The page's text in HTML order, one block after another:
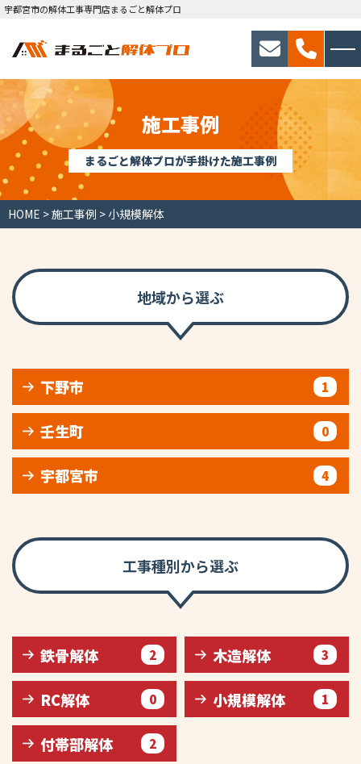
宇都宮市の解体工事専門店まるごと解体プロ
施工事例
まるごと解体プロが手掛けた施工事例
HOME >施工事例 > 小規模解体
地域から選ぶ
下野市 1
壬生町 0
宇都宮市 4
工事種別から選ぶ
鉄骨解体 2 木造解体 3
RC解体 0 小規模解体 1
付帯部解体 2